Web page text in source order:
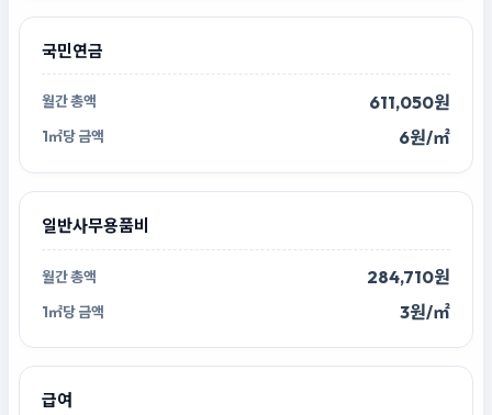
국민연금
611,050원
6원/㎡
일반사무용품비
284,710원
3원/㎡
급여